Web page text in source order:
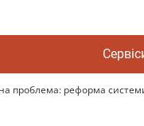
проблема: реформа